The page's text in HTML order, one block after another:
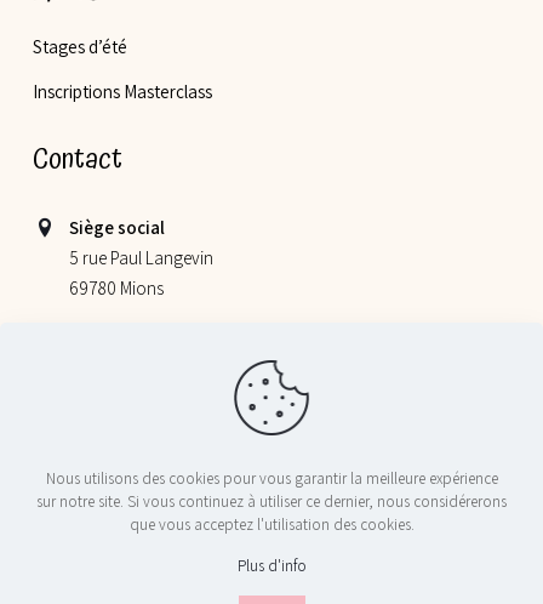
Stages d’été
Inscriptions Masterclass
Contact
Siège social
5 rue Paul Langevin
69780 Mions
355 allée Jacques Monod
contact@nosptitschefs.com
© 2024 Nos P'tits Chefs - Tous droits réservés - Réalisé par
Nous utilisons des cookies pour vous garantir la meilleure expérience
sur notre site. Si vous continuez à utiliser ce dernier, nous considérerons
que vous acceptez l'utilisation des cookies.
Plus d'info